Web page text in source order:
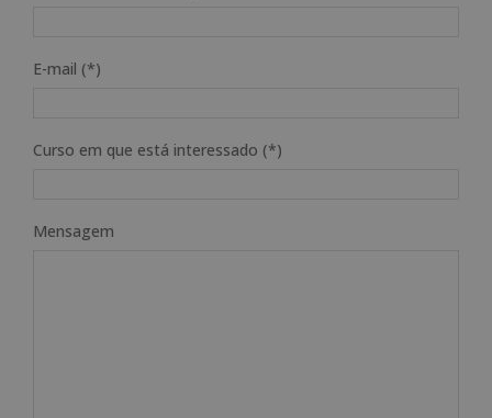
E-mail (*)
Curso em que está interessado (*)
Mensagem